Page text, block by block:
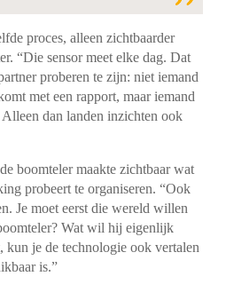
proces, alleen zichtbaarder
“Die sensor meet elke dag. Dat
proberen te zijn: niet iemand
met een rapport, maar iemand
dan landen inzichten ook
boomteler maakte zichtbaar wat
probeert te organiseren. “Ook
Je moet eerst die wereld willen
Wat wil hij eigenlijk
kun je de technologie ook vertalen
is.”